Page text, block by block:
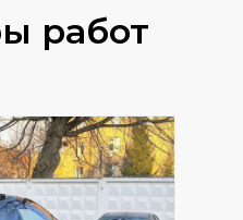
работ